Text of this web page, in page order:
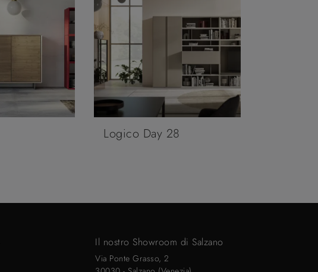
Logico Day 28
Il nostro Showroom di Salzano
Via Ponte Grasso, 2